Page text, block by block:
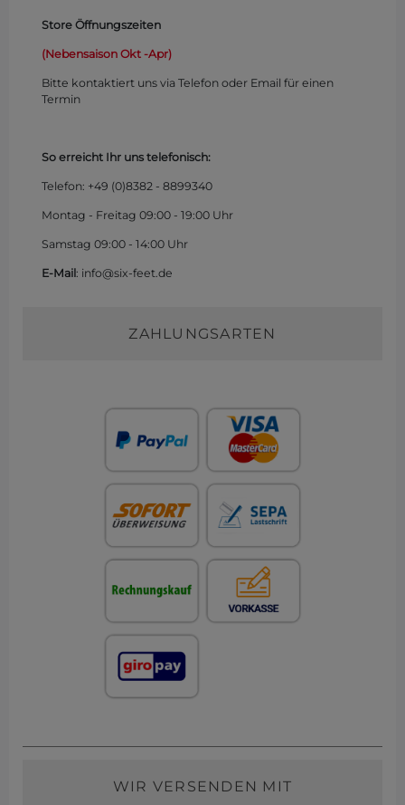
Store Öffnungszeiten
(Nebensaison Okt -Apr)
Bitte kontaktiert uns via Telefon oder Email für einen
Termin
So erreicht Ihr uns telefonisch:
Telefon: +49 (0)8382 - 8899340
Montag - Freitag 09:00 - 19:00 Uhr
Samstag 09:00 - 14:00 Uhr
E-Mail: info@six-feet.de
ZAHLUNGSARTEN
WIR VERSENDEN MIT